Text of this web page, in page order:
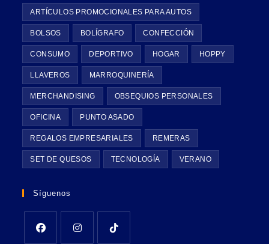
ARTÍCULOS PROMOCIONALES PARA AUTOS
BOLSOS BOLÍGRAFO CONFECCIÓN
CONSUMO DEPORTIVO HOGAR HOPPY
LLAVEROS MARROQUINERÍA
MERCHANDISING OBSEQUIOS PERSONALES
OFICINA PUNTO ASADO
REGALOS EMPRESARIALES REMERAS
SET DE QUESOS TECNOLOGÍA VERANO
Síguenos